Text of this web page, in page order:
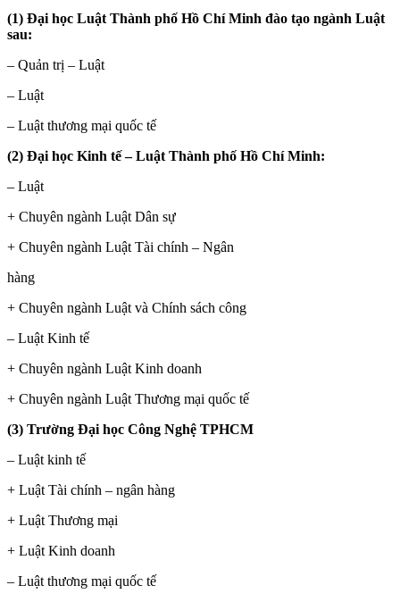
(1) Đại học Luật Thành phố Hồ Chí Minh đào tạo ngành Luật
sau:
– Quản trị – Luật
– Luật
– Luật thương mại quốc tế
(2) Đại học Kinh tế – Luật Thành phố Hồ Chí Minh:
– Luật
+ Chuyên ngành Luật Dân sự
+ Chuyên ngành Luật Tài chính – Ngân
hàng
+ Chuyên ngành Luật và Chính sách công
– Luật Kinh tế
+ Chuyên ngành Luật Kinh doanh
+ Chuyên ngành Luật Thương mại quốc tế
(3) Trường Đại học Công Nghệ TPHCM
– Luật kinh tế
+ Luật Tài chính – ngân hàng
+ Luật Thương mại
+ Luật Kinh doanh
– Luật thương mại quốc tế